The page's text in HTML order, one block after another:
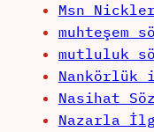
Msn
muhteşem
mutluluk
Nasihat
Nazarla